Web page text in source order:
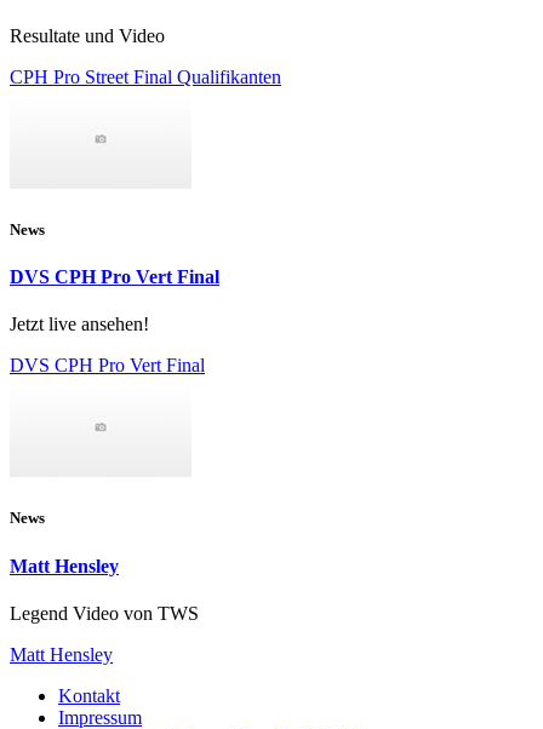
Resultate und Video
CPH Pro Street Final Qualifikanten
News
DVS CPH Pro Vert Final
Jetzt live ansehen!
DVS CPH Pro Vert Final
News
Matt Hensley
Legend Video von TWS
Matt Hensley
Kontakt
Impressum